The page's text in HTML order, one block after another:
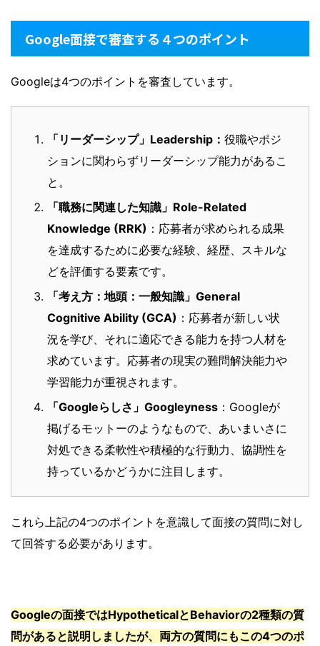
Google面接で審査する４つのポイント
Googleは4つのポイントを審査しています。
「リーダーシップ」Leadership： 役職やポジ
ションに関わらずリーダーシップ能力があるこ
と。
「職務に関連した知識」Role-Related
Knowledge (RRK) ：応募者が求められる成果
を達成するために必要な経験、経歴、スキルな
どを評価する要素です。
「考え方：地頭：一般知識」General
Cognitive Ability (GCA) ：応募者が新しい状
況を学び、それに適応できる能力を持つ人材を
求めています。応募者の現実の難問解決能力や
学習能力が重視されます。
「Googleらしさ」Googleyness ：Googleが
掲げるモットーのようなもので、あいまいさに
対処できる柔軟性や積極的な行動力、協調性を
持っているかどうかに注目します。
これら上記の4つのポイントを意識して面接の質問に対し
て回答する必要があります。
Googleの面接ではHypotheticalとBehaviorの2種類の質
問があると説明しましたが、両方の質問にもこの4つのポ